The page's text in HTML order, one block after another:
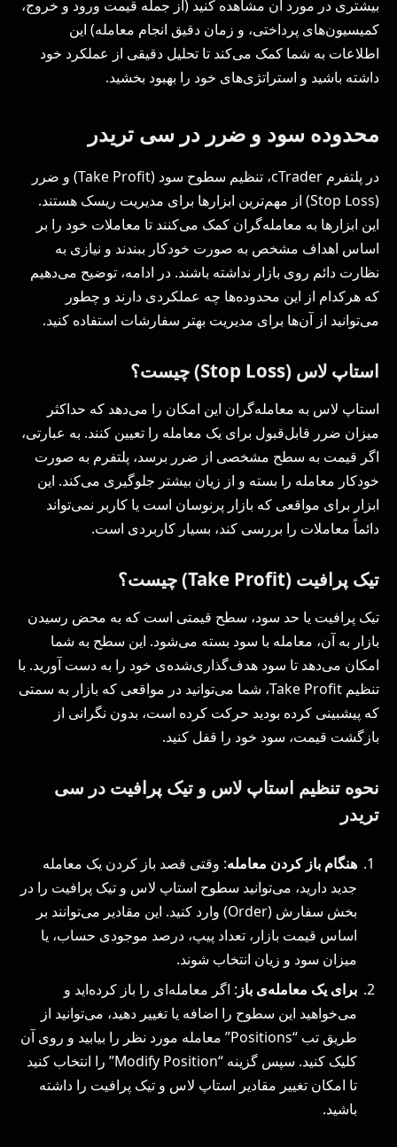
بیشتری در مورد آن مشاهده کنید (از جمله قیمت ورود و خروج،
کمیسیون‌های پرداختی، و زمان دقیق انجام معامله) این
اطلاعات به شما کمک می‌کند تا تحلیل دقیقی از عملکرد خود
داشته باشید و استراتژی‌های خود را بهبود بخشید.
محدوده سود و ضرر در سی تریدر
در پلتفرم cTrader، تنظیم سطوح سود (Take Profit) و ضرر
(Stop Loss) از مهم‌ترین ابزارها برای مدیریت ریسک هستند.
این ابزارها به معامله‌گران کمک می‌کنند تا معاملات خود را بر
اساس اهداف مشخص به صورت خودکار ببندند و نیازی به
نظارت دائم روی بازار نداشته باشند. در ادامه، توضیح می‌دهیم
که هرکدام از این محدوده‌ها چه عملکردی دارند و چطور
می‌توانید از آن‌ها برای مدیریت بهتر سفارشات استفاده کنید.
استاپ لاس (Stop Loss) چیست؟
استاپ لاس به معامله‌گران این امکان را می‌دهد که حداکثر
میزان ضرر قابل‌قبول برای یک معامله را تعیین کنند. به عبارتی،
اگر قیمت به سطح مشخصی از ضرر برسد، پلتفرم به صورت
خودکار معامله را بسته و از زیان بیشتر جلوگیری می‌کند. این
ابزار برای مواقعی که بازار پرنوسان است یا کاربر نمی‌تواند
دائماً معاملات را بررسی کند، بسیار کاربردی است.
تیک پرافیت (Take Profit) چیست؟
تیک پرافیت یا حد سود، سطح قیمتی است که به محض رسیدن
بازار به آن، معامله با سود بسته می‌شود. این سطح به شما
امکان می‌دهد تا سود هدف‌گذاری‌شده‌ی خود را به دست آورید. با
تنظیم Take Profit، شما می‌توانید در مواقعی که بازار به سمتی
که پیشبینی کرده بودید حرکت کرده است، بدون نگرانی از
بازگشت قیمت، سود خود را قفل کنید.
نحوه تنظیم استاپ لاس و تیک پرافیت در سی
تریدر
هنگام باز کردن معامله: وقتی قصد باز کردن یک معامله
جدید دارید، می‌توانید سطوح استاپ لاس و تیک پرافیت را در
بخش سفارش (Order) وارد کنید. این مقادیر می‌توانند بر
اساس قیمت بازار، تعداد پیپ، درصد موجودی حساب، یا
میزان سود و زیان انتخاب شوند.
برای یک معامله‌ی باز : اگر معامله‌ای را باز کرده‌اید و
می‌خواهید این سطوح را اضافه یا تغییر دهید، می‌توانید از
طریق تب “Positions” معامله مورد نظر را بیابید و روی آن
کلیک کنید. سپس گزینه “Modify Position” را انتخاب کنید
تا امکان تغییر مقادیر استاپ لاس و تیک پرافیت را داشته
باشید.